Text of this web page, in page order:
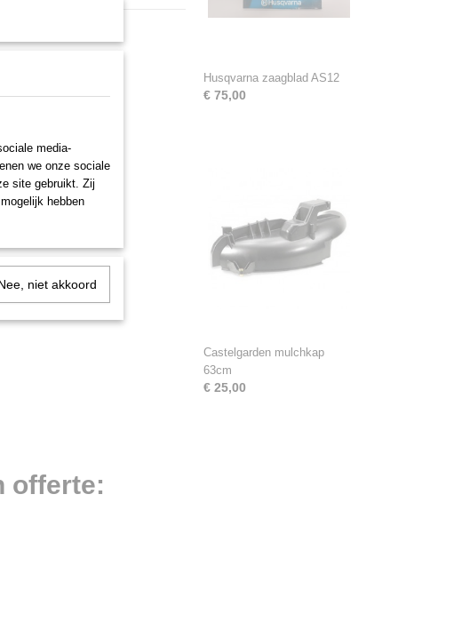
Husqvarna zaagblad AS12
€ 75,00
Castelgarden mulchkap
63cm
€ 25,00
offerte:
media-
we onze sociale
site gebruikt. Zij
hebben
niet akkoord